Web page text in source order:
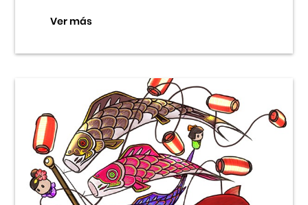
Ver más